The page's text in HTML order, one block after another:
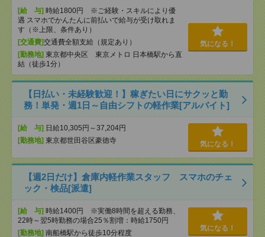
[給 与] 時給1800円 ※ご経験・スキルにより優
遇 スマホでかんたんに前払いで給与が受け取れま
す（※上限、条件あり）
[交通費]交通費全額支給（規定あり）
[勤務地] 東京都中央区 東京メトロ 日本橋駅から直
結（徒歩1分）
気になる！
【日払い・未経験歓迎！】稼ぎたい日にサクッと勤
務！単発・週1日～自由シフトの軽作業[アルバイト]
[給 与] 日給10,305円～37,204円
[勤務地] 東京都世田谷区豪徳寺 気になる！
【週2日だけ】倉庫内軽作業スタッフ スマホのチェ
ック・検品[派遣]
[給 与] 時給1400円 ※実働8時間を超える勤務、
22時～翌5時勤務の場合25％割増：時給1750円
[勤務地] 南船橋駅から徒歩10分程度
気になる！